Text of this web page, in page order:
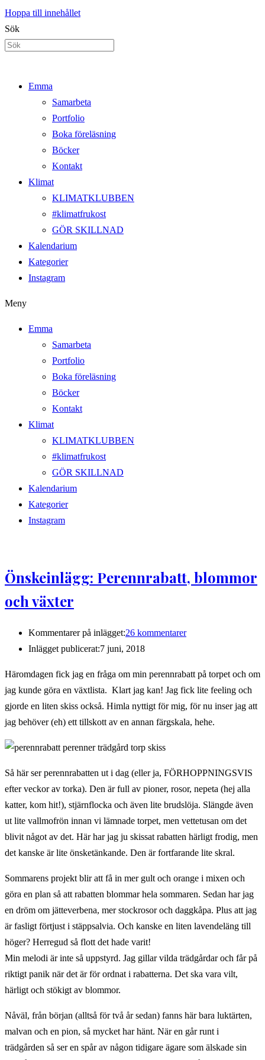
Hoppa till innehållet
Sök
Emma
Samarbeta
Portfolio
Boka föreläsning
Böcker
Kontakt
Klimat
KLIMATKLUBBEN
#klimatfrukost
GÖR SKILLNAD
Kalendarium
Kategorier
Instagram
Meny
Emma
Samarbeta
Portfolio
Boka föreläsning
Böcker
Kontakt
Klimat
KLIMATKLUBBEN
#klimatfrukost
GÖR SKILLNAD
Kalendarium
Kategorier
Instagram
Önskeinlägg: Perennrabatt, blommor
och växter
Kommentarer på inlägget:26 kommentarer
Inlägget publicerat:7 juni, 2018
Häromdagen fick jag en fråga om min perennrabatt på torpet och om
jag kunde göra en växtlista. Klart jag kan! Jag fick lite feeling och
gjorde en liten skiss också. Himla nyttigt för mig, för nu inser jag att
jag behöver (eh) ett tillskott av en annan färgskala, hehe.
Så här ser perennrabatten ut i dag (eller ja, FÖRHOPPNINGSVIS
efter veckor av torka). Den är full av pioner, rosor, nepeta (hej alla
katter, kom hit!), stjärnflocka och även lite brudslöja. Slängde även
ut lite vallmofrön innan vi lämnade torpet, men vettetusan om det
blivit något av det. Här har jag ju skissat rabatten härligt frodig, men
det kanske är lite önsketänkande. Den är fortfarande lite skral.
Sommarens projekt blir att få in mer gult och orange i mixen och
göra en plan så att rabatten blommar hela sommaren. Sedan har jag
en dröm om jätteverbena, mer stockrosor och daggkåpa. Plus att jag
är fasligt förtjust i stäppsalvia. Och kanske en liten lavendeläng till
höger? Herregud så flott det hade varit!
Min melodi är inte så uppstyrd. Jag gillar vilda trädgårdar och får på
riktigt panik när det är för ordnat i rabatterna. Det ska vara vilt,
härligt och stökigt av blommor.
Nåväl, från början (alltså för två år sedan) fanns här bara luktärten,
malvan och en pion, så mycket har hänt. När en går runt i
trädgården så ser en spår av någon tidigare ägare som älskade sin